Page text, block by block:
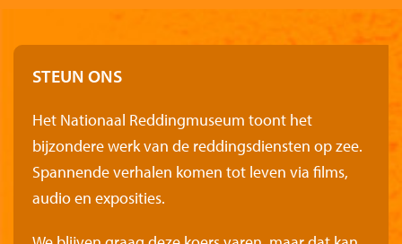
STEUN ONS
Het Nationaal Reddingmuseum toont het
bijzondere werk van de reddingsdiensten op zee.
Spannende verhalen komen tot leven via films,
audio en exposities.